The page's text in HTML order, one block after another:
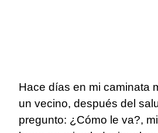
Hace días en mi caminata
un vecino, después del
pregunto: ¿Cómo le va?,